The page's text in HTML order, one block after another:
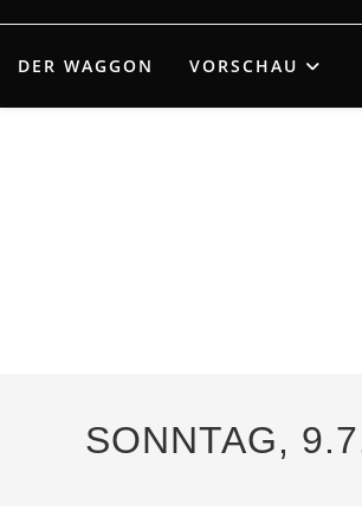
springen
DER WAGGON VORSCHAU
SONNTAG,